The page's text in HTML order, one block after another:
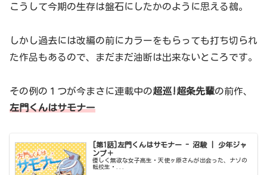
こうして今期の生存は盤石にしたかのように思える鵺。
しかし過去には改編の前にカラーをもらっても打ち切られ
た作品もあるので、まだまだ油断は出来ないところです。
その例の１つが今まさに連載中の超巡!超条先輩の前作、
左門くんはサモナー
[第1話]左門くんはサモナー - 沼駿 | 少年ジャ
ンプ＋
優しく無欲な女子高生・天使ヶ原さんが出会った、ナゾの
転校生・...